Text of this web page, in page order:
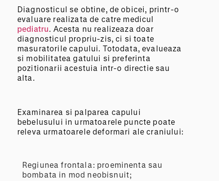
Diagnosticul se obtine, de obicei, printr-o
evaluare realizata de catre medicul
pediatru . Acesta nu realizeaza doar
diagnosticul propriu-zis, ci si toate
masuratorile capului. Totodata, evalueaza
si mobilitatea gatului si preferinta
pozitionarii acestuia intr-o directie sau
alta.
Examinarea si palparea capului
bebelusului in urmatoarele puncte poate
releva urmatoarele deformari ale craniului:
Regiunea frontala: proeminenta sau
bombata in mod neobisnuit;